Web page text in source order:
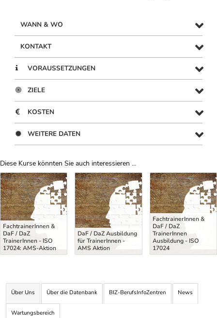
WANN & WO
KONTAKT
VORAUSSETZUNGEN
ZIELE
KOSTEN
WEITERE DATEN
Diese Kurse könnten Sie auch interessieren ...
Uber Weiterbildungsvorschläge
FachtrainerInnen &
DaF / DaZ
TrainerInnen - ISO
17024: AMS-Aktion
DaF / DaZ Ausbildung
für TrainerInnen -
AMS Aktion
FachtrainerInnen &
DaF / DaZ
TrainerInnen
Ausbildung - ISO
17024
Über Uns Über die Datenbank BIZ-BerufsInfoZentren News
Wartungsbereich